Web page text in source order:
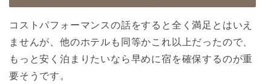
コストパフォーマンスの話をすると全く満足とはいえ
ませんが、他のホテルも同等かこれ以上だったので、
もっと安く泊まりたいなら早めに宿を確保するのが重
要そうです。